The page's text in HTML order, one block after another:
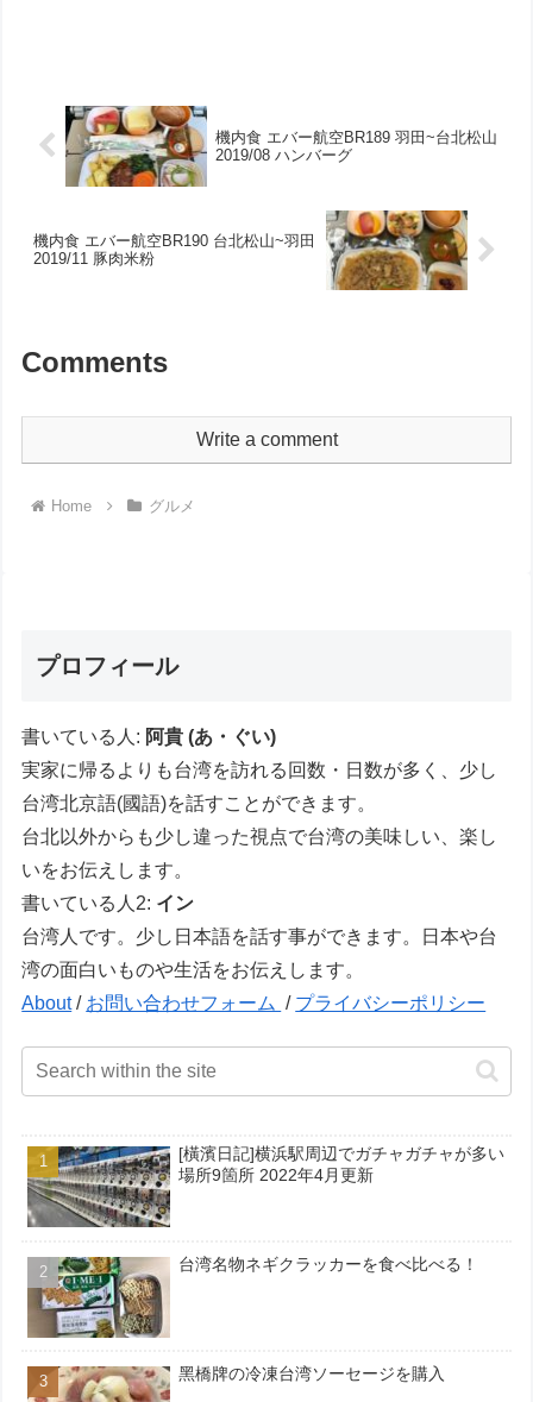
機内食 エバー航空BR189 羽田~台北松山
2019/08 ハンバーグ
機内食 エバー航空BR190 台北松山~羽田
2019/11 豚肉米粉
Comments
Write a comment
Home グルメ
プロフィール
書いている人: 阿貴 (あ・ぐい)
実家に帰るよりも台湾を訪れる回数・日数が多く、少し
台湾北京語(國語)を話すことができます。
台北以外からも少し違った視点で台湾の美味しい、楽し
いをお伝えします。
書いている人2: イン
台湾人です。少し日本語を話す事ができます。日本や台
湾の面白いものや生活をお伝えします。
About/ お問い合わせフォーム / プライバシーポリシー
[橫濱日記]横浜駅周辺でガチャガチャが多い
場所9箇所 2022年4月更新
台湾名物ネギクラッカーを食べ比べる！
黑橋牌の冷凍台湾ソーセージを購入